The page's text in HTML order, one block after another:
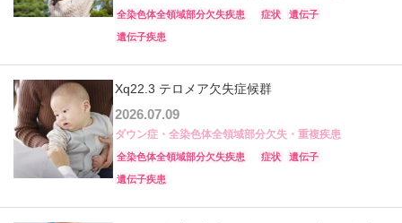
全染色体全領域部分欠失疾患 症状 遺伝子
遺伝子疾患
Xq22.3 テロメア欠失症候群
2026.07.09
ダウン症・全染色体全領域部分欠失・重複疾患
全染色体全領域部分欠失疾患 症状 遺伝子
遺伝子疾患